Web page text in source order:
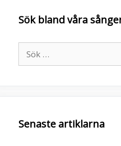
Sök bland våra
efter:
Senaste artiklarna